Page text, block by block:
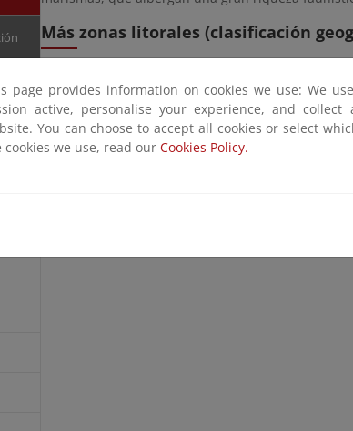
Más zonas litorales (clasificación
Zona Cantábrica y Galicia
Costa de las Islas Canarias
Zona Mediterránea Andaluza
Costa Mediterránea de Murcia, Valencia y
page provides information on cookies we use: We
active, personalise your experience, and
You can choose to accept all cookies or select
cookies we use, read our Cookies Policy.